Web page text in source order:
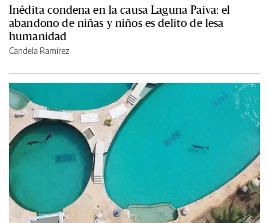
Inédita condena en la causa Laguna Paiva: el
abandono de niñas y niños es delito de lesa
humanidad
Candela Ramírez